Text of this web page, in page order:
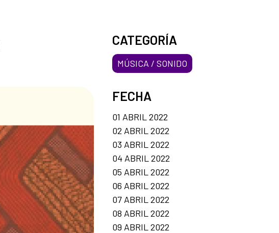
CATEGORÍA
MÚSICA / SONIDO
FECHA
01 ABRIL 2022
02 ABRIL 2022
03 ABRIL 2022
04 ABRIL 2022
05 ABRIL 2022
06 ABRIL 2022
07 ABRIL 2022
08 ABRIL 2022
09 ABRIL 2022